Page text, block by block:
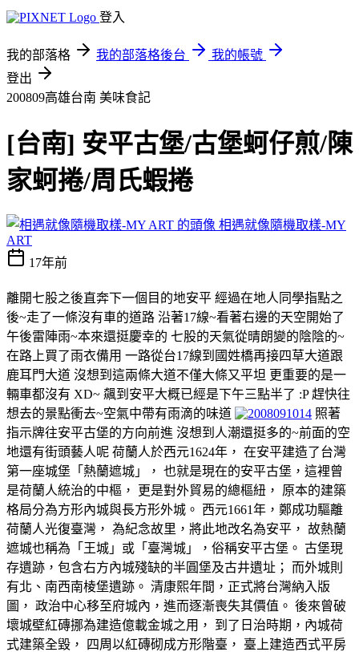
登入
我的部落格 我的部落格後台
我的帳號
登出
200809高雄台南 美味食記
[台南] 安平古堡/古堡蚵仔煎/陳
家蚵捲/周氏蝦捲
相遇就像隨機取樣-MY
ART
17年前
離開七股之後直奔下一個目的地安平 經過在地人同學指點之
後~走了一條沒有車的道路 沿著17線~看著右邊的天空開始了
午後雷陣雨~本來還挺慶幸的 七股的天氣從晴朗變的陰陰的~
在路上買了雨衣備用 一路從台17線到國姓橋再接四草大道跟
鹿耳門大道 沒想到這兩條大道不僅大條又平坦 更重要的是一
輛車都沒有 XD~ 飆到安平大概已經是下午三點半了 :P 趕快往
想去的景點衝去~空氣中帶有雨滴的味道
照著
指示牌往安平古堡的方向前進 沒想到人潮還挺多的~前面的空
地還有街頭藝人呢 荷蘭人於西元1624年， 在安平建造了台灣
第一座城堡「熱蘭遮城」， 也就是現在的安平古堡，這裡曾
是荷蘭人統治的中樞， 更是對外貿易的總樞紐， 原本的建築
格局分為方形內城與長方形外城。 西元1661年，鄭成功驅離
荷蘭人光復臺灣， 為紀念故里，將此地改名為安平， 故熱蘭
遮城也稱為「王城」或「臺灣城」，俗稱安平古堡。 古堡現
存遺跡，包含右方內城殘缺的半圓堡及古井遺址； 而外城則
有北、南西南棱堡遺跡。 清康熙年間，正式將台灣納入版
圖， 政治中心移至府城內，進而逐漸喪失其價值。 後來曾破
壞城壁紅磚挪為建造億載金城之用， 到了日治時期，內城荷
式建築全毀， 四周以紅磚砌成方形階臺， 臺上建造西式平房